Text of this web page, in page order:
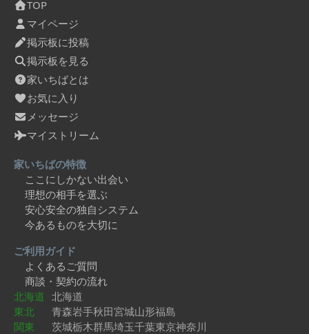
TOP
マイページ
掲示板に投稿
掲示板を見る
家いちばとは
お気に入り
メッセージ
マイストリーム
家いちばの特徴
ここにしかない出会い
理想の相手を選ぶ
安心安全の独自システム
今あるものを大切に
ご利用ガイド
よくあるご質問
商談・契約の流れ
北海道 北海道
東北
青森岩手秋田宮城山形福島
関東
茨城栃木群馬埼玉千葉東京神奈川